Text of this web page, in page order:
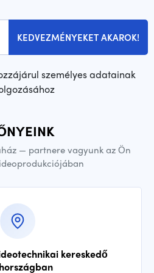
KEDVEZMÉNYEKET AKAROK!
személyes adatainak
— partnere vagyunk az Ön
kereskedő